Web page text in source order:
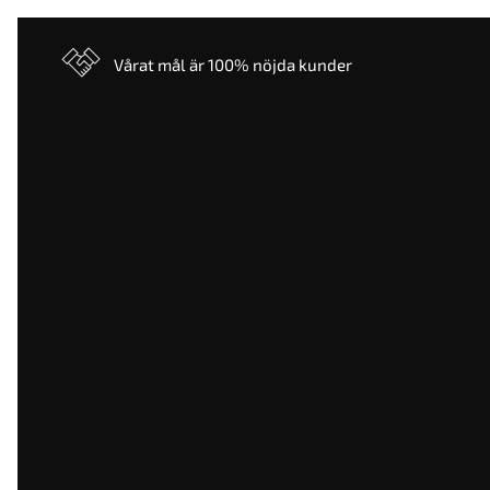
Vårat mål är 100% nöjda kunder